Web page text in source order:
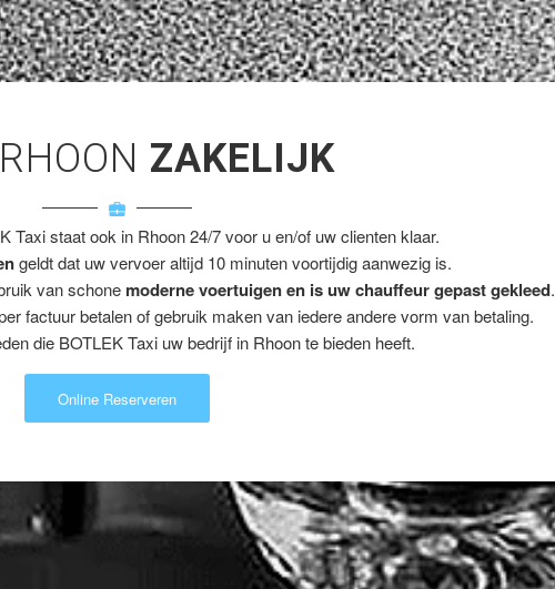
ZAKELIJK
Taxi staat ook in Rhoon 24/7 voor u en/of uw clienten klaar.
geldt dat uw vervoer altijd 10 minuten voortijdig aanwezig is.
van schone moderne voertuigen en is uw chauffeur gepast gekleed.
factuur betalen of gebruik maken van iedere andere vorm van betaling.
die BOTLEK Taxi uw bedrijf in Rhoon te bieden heeft.
Online Reserveren